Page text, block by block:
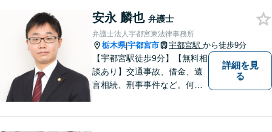
通事故／遺産相続／借金問題
／企業法務／離婚問題などさ
まざまな分野に力を入れてお
ります。
安永 麟也 弁護士
弁護士法人宇都宮東法律事務所
栃木県|宇都宮市 宇都宮駅 から徒歩9分
【宇都宮駅徒歩9分】【無料相
談あり】交通事故、借金、遺
言相続、刑事事件など。何か
詳細を見
る